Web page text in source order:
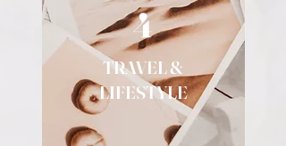
4
TRAVEL &
LIFESTYLE